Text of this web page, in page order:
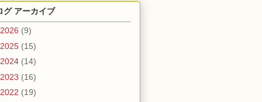
グ アーカイブ
2026 (9)
2025 (15)
2024 (14)
2023 (16)
2022 (19)